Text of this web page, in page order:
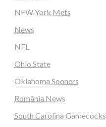
NEW York Mets
News
NFL
Ohio State
Oklahoma Sooners
România News
South Carolina Gamecocks